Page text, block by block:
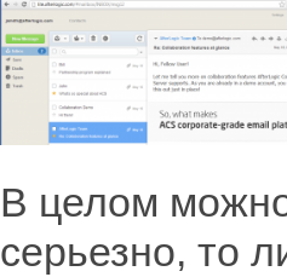
В целом
серьезно, то